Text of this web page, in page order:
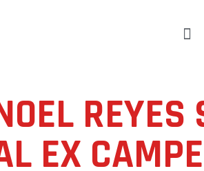
REYES
EX